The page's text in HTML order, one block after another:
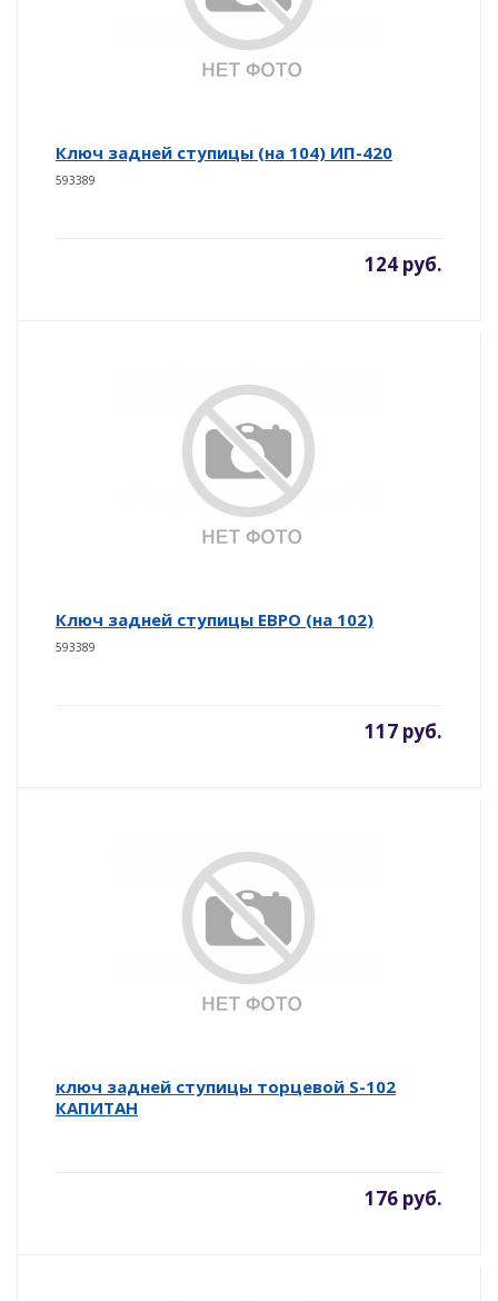
Ключ задней ступицы (на 104) ИП-420
593389
124 руб.
Ключ задней ступицы ЕВРО (на 102)
593389
117 руб.
ключ задней ступицы торцевой S-102
КАПИТАН
176 руб.